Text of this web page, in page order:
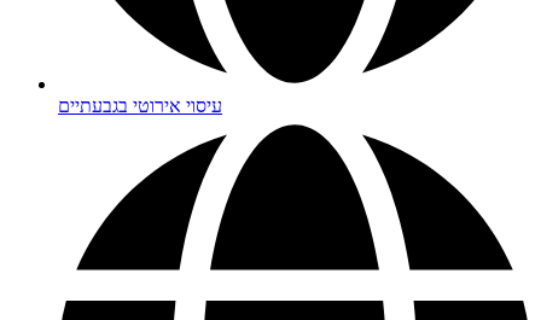
עיסוי אירוטי בגבעתיים